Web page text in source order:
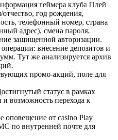
геймера клуба Плей
год рождения,
телефонный номер, страна
адрес), смена пароля,
защищенной авторизации.
внесение депозитов и
Тут же анализируется архив
промо-акций, поле для
статус в рамках
возможность перехода к
от casino Play
по внутренней почте для